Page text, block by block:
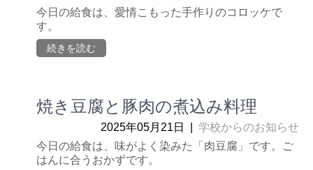
今日の給食は、愛情こもった手作りのコロッケで
す。
続きを読む
焼き豆腐と豚肉の煮込み料理
2025年05月21日
学校からのお知らせ
今日の給食は、味がよく染みた「肉豆腐」です。ご
はんに合うおかずです。